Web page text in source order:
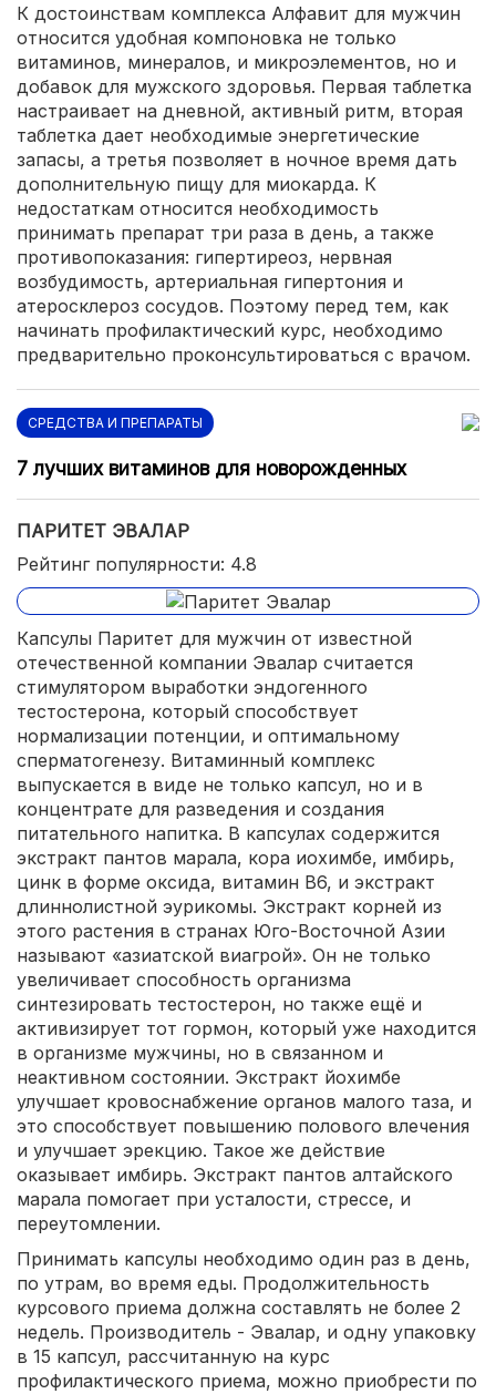
К достоинствам комплекса Алфавит для мужчин
относится удобная компоновка не только
витаминов, минералов, и микроэлементов, но и
добавок для мужского здоровья. Первая таблетка
настраивает на дневной, активный ритм, вторая
таблетка дает необходимые энергетические
запасы, а третья позволяет в ночное время дать
дополнительную пищу для миокарда. К
недостаткам относится необходимость
принимать препарат три раза в день, а также
противопоказания: гипертиреоз, нервная
возбудимость, артериальная гипертония и
атеросклероз сосудов. Поэтому перед тем, как
начинать профилактический курс, необходимо
предварительно проконсультироваться с врачом.
СРЕДСТВА И ПРЕПАРАТЫ
7 лучших витаминов для новорожденных
ПАРИТЕТ ЭВАЛАР
Рейтинг популярности: 4.8
Капсулы Паритет для мужчин от известной
отечественной компании Эвалар считается
стимулятором выработки эндогенного
тестостерона, который способствует
нормализации потенции, и оптимальному
сперматогенезу. Витаминный комплекс
выпускается в виде не только капсул, но и в
концентрате для разведения и создания
питательного напитка. В капсулах содержится
экстракт пантов марала, кора иохимбе, имбирь,
цинк в форме оксида, витамин B6, и экстракт
длиннолистной эурикомы. Экстракт корней из
этого растения в странах Юго-Восточной Азии
называют «азиатской виагрой». Он не только
увеличивает способность организма
синтезировать тестостерон, но также ещё и
активизирует тот гормон, который уже находится
в организме мужчины, но в связанном и
неактивном состоянии. Экстракт йохимбе
улучшает кровоснабжение органов малого таза, и
это способствует повышению полового влечения
и улучшает эрекцию. Такое же действие
оказывает имбирь. Экстракт пантов алтайского
марала помогает при усталости, стрессе, и
переутомлении.
Принимать капсулы необходимо один раз в день,
по утрам, во время еды. Продолжительность
курсового приема должна составлять не более 2
недель. Производитель - Эвалар, и одну упаковку
в 15 капсул, рассчитанную на курс
профилактического приема, можно приобрести по